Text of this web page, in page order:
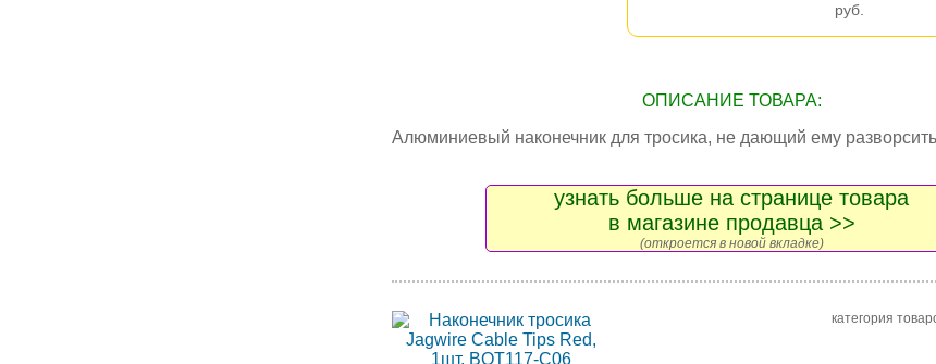
руб.
ОПИСАНИЕ ТОВАРА:
Алюминиевый наконечник для тросика, не дающий ему
узнать больше на странице товара
в магазине продавца >>
(откроется в новой вкладке)
категория